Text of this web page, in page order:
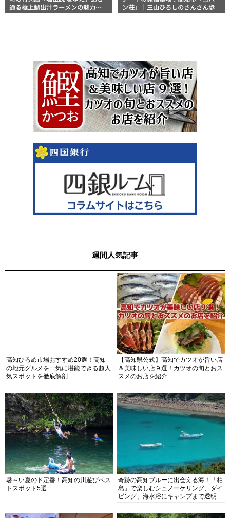
通る極上鯛出汁ラーメンの魅力を
ン荘」｜三山ひろしのさんさん歩
週間人気記事
高知ひろめ市場おすすめ20選！高知
の地元グルメを一気に堪能できる超人
気スポットを徹底解剖
【高知県公式】高知でカツオが旨い店
＆美味しい店９選！カツオの旬とおス
スメのお店を紹介
暑～い夏のド定番！高知の川遊びベス
トスポット5選
奇跡の高知ブルーに出会える海！「柏
島」で楽しむシュノーケリング、ダイ
ビング、海水浴にキャンプまで透明度